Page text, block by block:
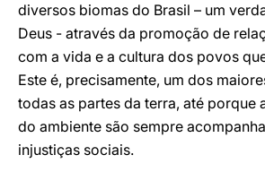
diversos biomas do Brasil – um
Deus - através da promoção de
com a vida e a cultura dos povos
Este é, precisamente, um dos
todas as partes da terra, até porque
do ambiente são sempre
injustiças sociais.